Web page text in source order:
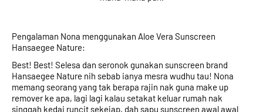
Pengalaman Nona menggunakan Aloe Vera Sunscreen
Hansaegee Nature:
Best! Best! Selesa dan seronok gunakan sunscreen brand
Hansaegee Nature nih sebab ianya mesra wudhu tau! Nona
memang seorang yang tak berapa rajin nak guna make up
remover ke apa, lagi lagi kalau setakat keluar rumah nak
singgah kedai runcit sekejap, dah sapu sunscreen awal awal